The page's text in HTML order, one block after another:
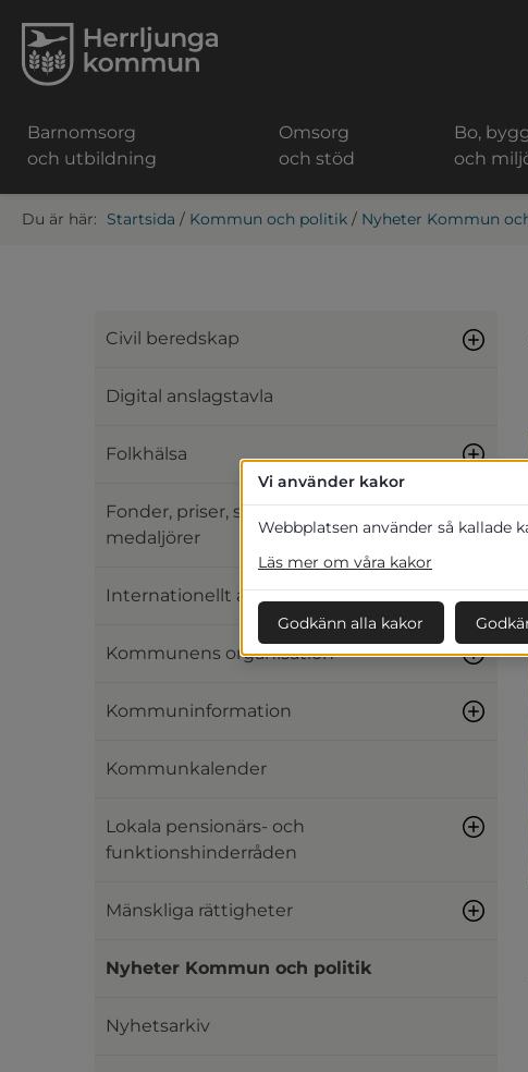
Barnomsorg
och utbildning
Omsorg
och stöd
Bo,
och
Startsida / Kommun och politik / Nyheter Kommun
Civil beredskap
Digital anslagstavla
Folkhälsa
Fonder, priser, stipendier och
medaljörer
Internationellt arbete
Kommunens organisation
Kommuninformation
Kommunkalender
Lokala pensionärs- och
funktionshinderråden
Mänskliga rättigheter
Nyheter Kommun och politik
Nyhetsarkiv
Vi använder kakor
Webbplatsen använder så kallade
Läs mer om våra kakor
Godkänn alla kakor